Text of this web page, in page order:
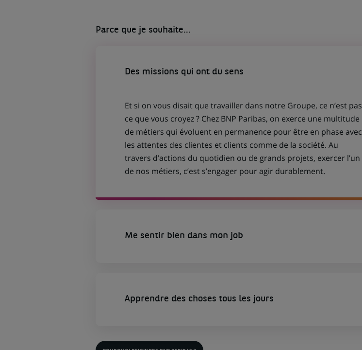
Parce que je souhaite...
Des missions qui ont du sens
Et si on vous disait que travailler dans notre Groupe, ce n’est pas
ce que vous croyez ? Chez BNP Paribas, on exerce une multitude
de métiers qui évoluent en permanence pour être en phase avec
les attentes des clientes et clients comme de la société. Au
travers d’actions du quotidien ou de grands projets, exercer l’un
de nos métiers, c’est s’engager pour agir durablement.
Me sentir bien dans mon job
Apprendre des choses tous les jours